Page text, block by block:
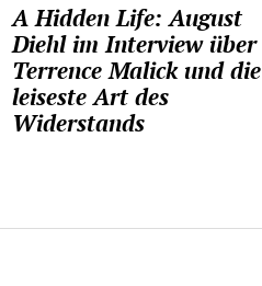
A Hidden Life: August
Diehl im Interview über
Terrence Malick und die
leiseste Art des
Widerstands